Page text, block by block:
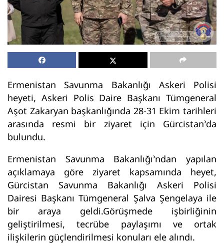
Ermenistan Savunma Bakanlığı Askeri Polisi
heyeti, Askeri Polis Daire Başkanı Tümgeneral
Aşot Zakaryan başkanlığında 28-31 Ekim tarihleri
arasında resmi bir ziyaret için Gürcistan’da
bulundu.
Ermenistan Savunma Bakanlığı’ndan yapılan
açıklamaya göre ziyaret kapsamında heyet,
Gürcistan Savunma Bakanlığı Askeri Polisi
Dairesi Başkanı Tümgeneral Şalva Şengelaya ile
bir araya geldi.Görüşmede işbirliğinin
geliştirilmesi, tecrübe paylaşımı ve ortak
ilişkilerin güçlendirilmesi konuları ele alındı.